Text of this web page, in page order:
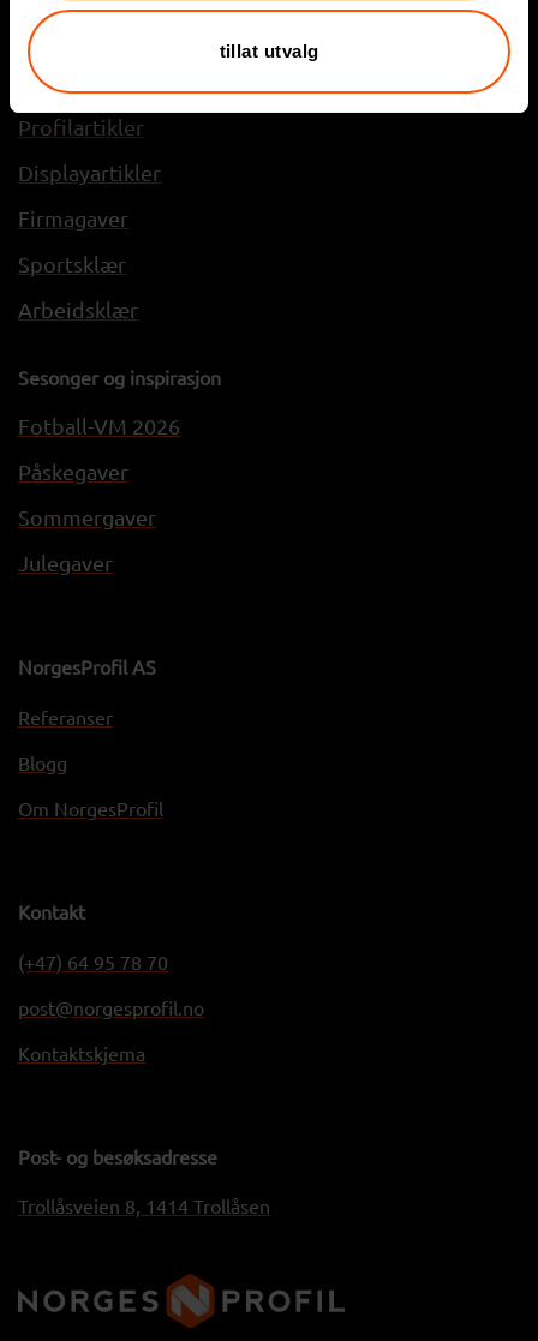
tillat utvalg
Express
Profilklær
Profilartikler
Displayartikler
Firmagaver
Sportsklær
Arbeidsklær
Sesonger og inspirasjon
Fotball-VM 2026
Påskegaver
Sommergaver
Julegaver
NorgesProfil AS
Referanser
Blogg
Om NorgesProfil
Kontakt
(+47) 64 95 78 70
post@norgesprofil.no
Kontaktskjema
Post- og besøksadresse
Trollåsveien 8, 1414 Trollåsen